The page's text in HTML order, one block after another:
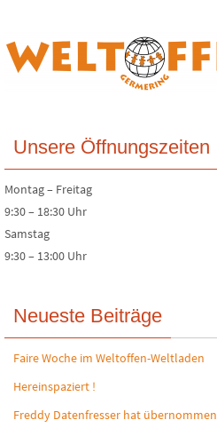
Unsere Öffnungszeiten
Montag – Freitag
9:30 – 18:30 Uhr
Samstag
9:30 – 13:00 Uhr
Neueste Beiträge
Faire Woche im Weltoffen-Weltladen
Hereinspaziert !
Freddy Datenfresser hat übernommen